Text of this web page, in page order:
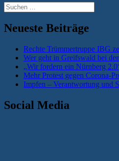
Suchen
nach:
Neueste Beiträge
Rechte Trümmertruppe IBG
Wer geht in Greifswald bei
„Wir fordern ein Nürnberg
Mehr Protest gegen Corona-
Impfen – Verantwortung und
Social Media